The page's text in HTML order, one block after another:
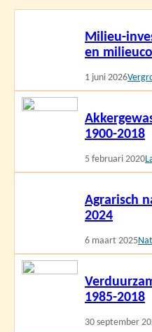
Milieu-
en
1 juni 2026
1900-2018
5 februari 2020
Lees
Agrarisch
2024
6 maart 2025
1985-2018
30 september
Lees